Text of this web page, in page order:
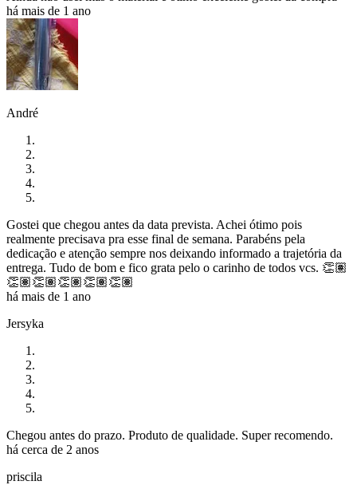
há mais de 1 ano
André
Gostei que chegou antes da data prevista. Achei ótimo pois
realmente precisava pra esse final de semana. Parabéns pela
dedicação e atenção sempre nos deixando informado a trajetória da
entrega. Tudo de bom e fico grata pelo o carinho de todos vcs. 👏🏽
👏🏽👏🏽👏🏽👏🏽👏🏽
há mais de 1 ano
Jersyka
Chegou antes do prazo. Produto de qualidade. Super recomendo.
há cerca de 2 anos
priscila